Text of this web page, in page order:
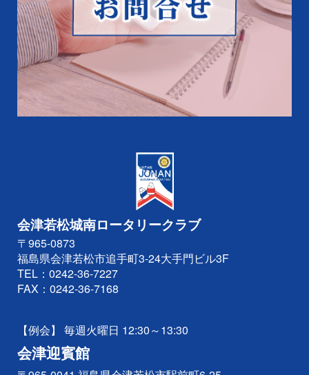
会津若松城南ロータリークラブ
〒965-0873
福島県会津若松市追手町3-24大手門ビル3F
TEL： 0242-36-7227
FAX：0242-36-7168
【例会】 毎週火曜日 12:30～13:30
会津迎賓館